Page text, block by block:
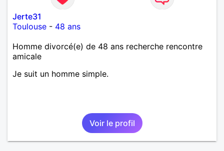
Jerte31
Toulouse - 48 ans
Homme divorcé(e) de 48 ans recherche rencontre
amicale
Je suit un homme simple.
Voir le profil